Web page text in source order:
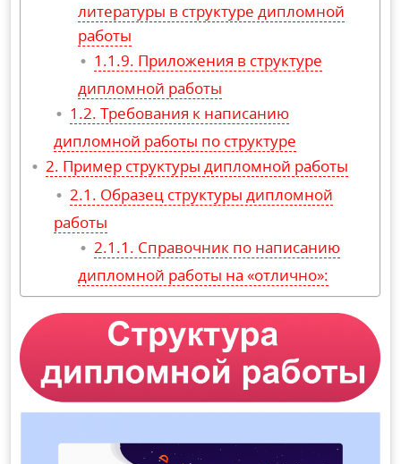
литературы в структуре дипломной
работы
Приложения в структуре
дипломной работы
Требования к написанию
дипломной работы по структуре
Пример структуры дипломной работы
Образец структуры дипломной
работы
Справочник по написанию
дипломной работы на «отлично»: